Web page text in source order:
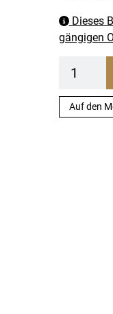
Dieses
gängigen
Auf den